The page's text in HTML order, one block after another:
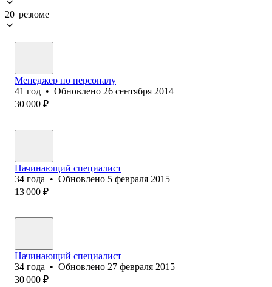
20 резюме
Менеджер по персоналу
41 год • Обновлено 26 сентября 2014
30 000 ₽
Начинающий специалист
34 года • Обновлено 5 февраля 2015
13 000 ₽
Начинающий специалист
34 года • Обновлено 27 февраля 2015
30 000 ₽